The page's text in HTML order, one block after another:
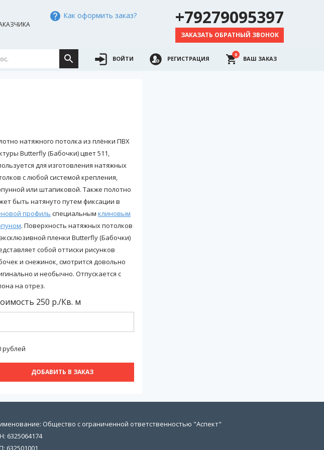
Как оформить заказ? +79279095397
ЗАКАЗАТЬ ОБРАТНЫЙ ЗВОНОК
ВОЙТИ РЕГИСТРАЦИЯ
0
ВАШ ЗАКАЗ
натяжного потолка из плёнки ПВХ
Butterfly (Бабочки) цвет 511,
для изготовления натяжных
с любой системой крепления,
или штапиковой. Также полотно
быть натянуто путем фиксации в
профиль специальным клиновым
. Поверхность натяжных потолков
пленки Butterfly (Бабочки)
собой оттиски рисунков
и снежинок, смотрится довольно
и необычно. Отпускается с
на отрез.
250 р./Кв. м
рублей
ДОБАВИТЬ В ЗАКАЗ
Общество с ограниченной ответственностью "Аспект"
6325064174
632501001